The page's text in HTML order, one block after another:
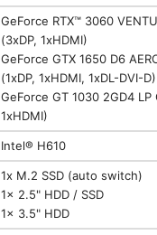
GeForce RTX™ 3060
(3xDP, 1xHDMI)
GeForce GTX 1650 D6
(1xDP, 1xHDMI, 1xDL-DVI-D)
GeForce GT 1030 2GD4 LP
1xHDMI)
Intel® H610
1x M.2 SSD (auto switch)
1x 2.5" HDD / SSD
1x 3.5" HDD